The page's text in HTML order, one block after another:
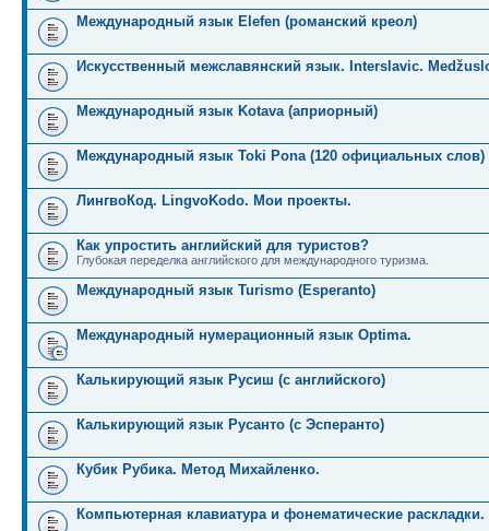
Международный язык Elefen (романский креол)
Искусственный межславянский язык. Interslavic.
Международный язык Kotava (априорный)
Международный язык Toki Pona (120 официальных слов)
ЛингвоКод. LingvoKodo. Мои проекты.
Как упростить английский для туристов?
Глубокая переделка английского для международного туризма.
Международный язык Turismo (Esperanto)
Международный нумерационный язык Optima.
Калькирующий язык Русиш (с английского)
Калькирующий язык Русанто (с Эсперанто)
Кубик Рубика. Метод Михайленко.
Компьютерная клавиатура и фонематические раскладки.